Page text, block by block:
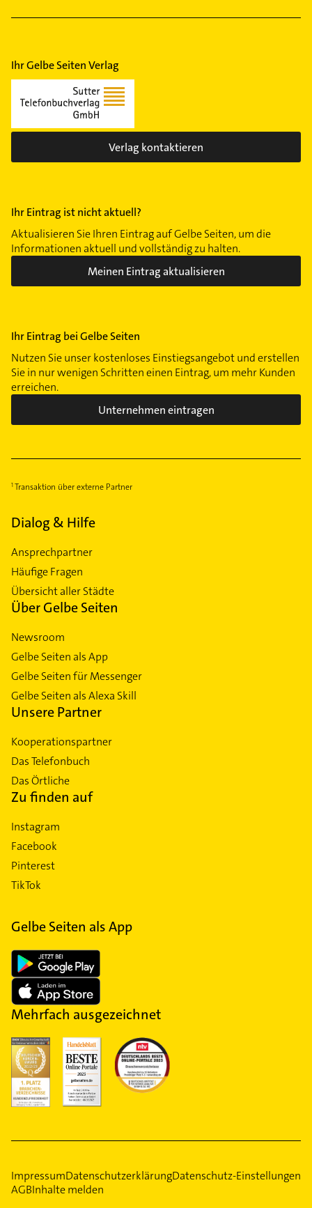
Ihr Gelbe Seiten Verlag
Verlag kontaktieren
Ihr Eintrag ist nicht aktuell?
Aktualisieren Sie Ihren Eintrag auf Gelbe Seiten, um die
Informationen aktuell und vollständig zu halten.
Meinen Eintrag aktualisieren
Ihr Eintrag bei Gelbe Seiten
Nutzen Sie unser kostenloses Einstiegsangebot und erstellen
Sie in nur wenigen Schritten einen Eintrag, um mehr Kunden
erreichen.
Unternehmen eintragen
Transaktion über externe Partner
Dialog & Hilfe
Ansprechpartner
Häufige Fragen
Übersicht aller Städte
Über Gelbe Seiten
Newsroom
Gelbe Seiten als App
Gelbe Seiten für Messenger
Gelbe Seiten als Alexa Skill
Unsere Partner
Kooperationspartner
Das Telefonbuch
Das Örtliche
Zu finden auf
Instagram
Facebook
Pinterest
TikTok
Gelbe Seiten als App
Mehrfach ausgezeichnet
ImpressumDatenschutzerklärungDatenschutz-Einstellungen
AGBInhalte melden